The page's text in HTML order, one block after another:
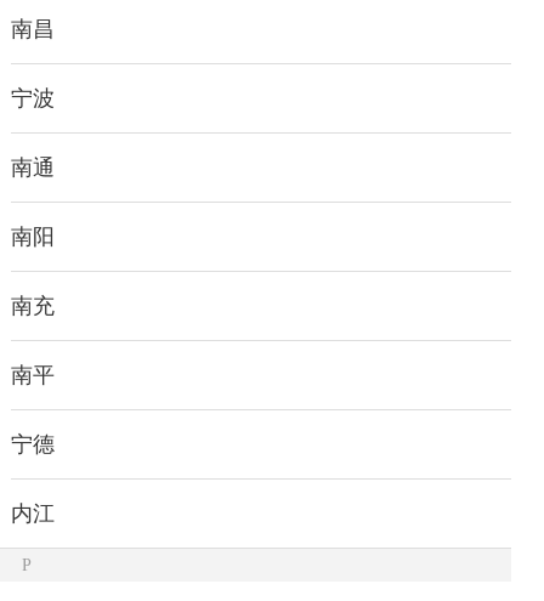
南昌
宁波
南通
南阳
南充
南平
宁德
内江
P